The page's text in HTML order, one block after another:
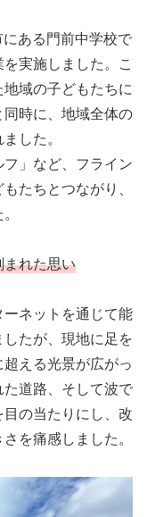
ある門前中学校で
実施しました。こ
域の子どもたちに
時に、地域全体の
した。
フ」など、フライン
たちとつながり、
れた思い
ネットを通じて能
たが、現地に足を
える光景が広がっ
道路、そして波で
の当たりにし、改
を痛感しました。